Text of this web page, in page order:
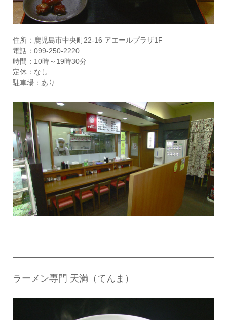
住所：鹿児島市中央町22-16 アエールプラザ1F
電話：099-250-2220
時間：10時～19時30分
定休：なし
駐車場：あり
ラーメン専門 天満（てんま）